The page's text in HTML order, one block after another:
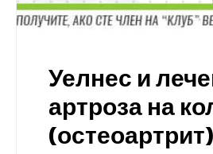
Уелнес и
артроза на
(остеоартрит)